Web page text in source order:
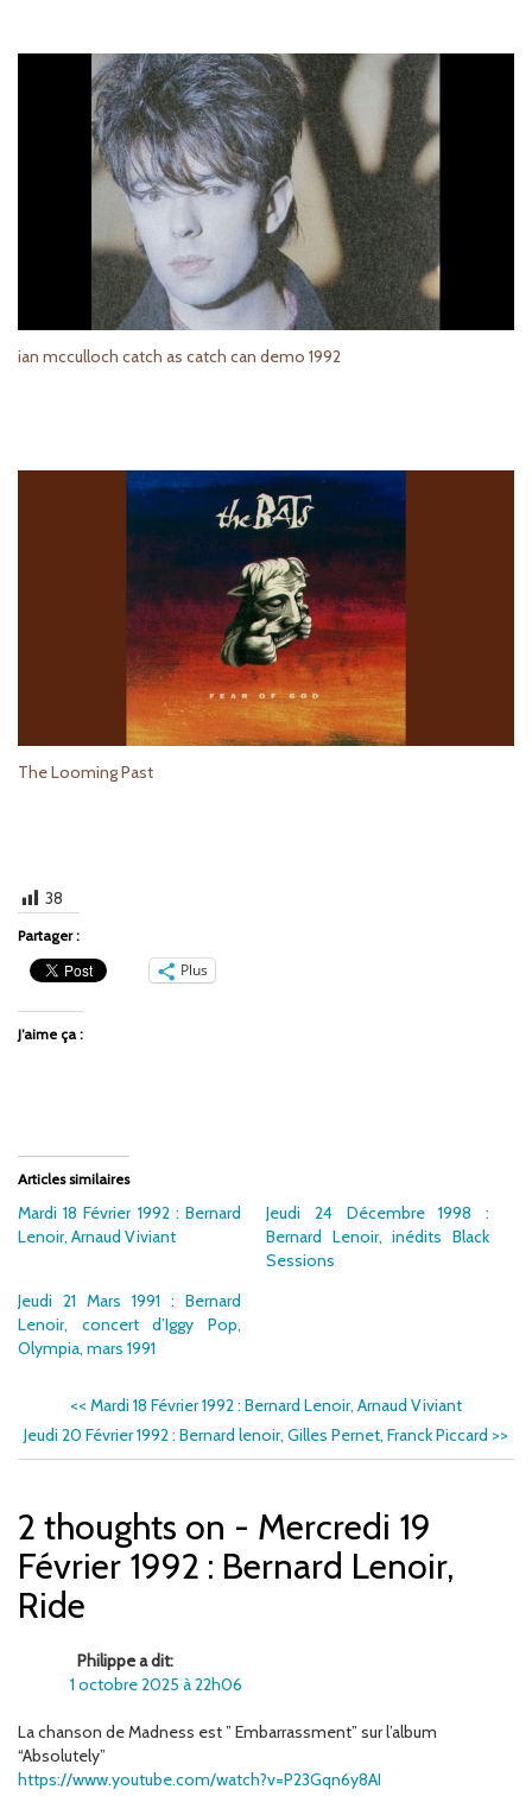
ian mcculloch catch as catch can demo 1992
The Looming Past
38
Partager :
Plus
J’aime ça :
Articles similaires
Mardi 18 Février 1992 : Bernard
Lenoir, Arnaud Viviant
Jeudi 24 Décembre 1998 :
Bernard Lenoir, inédits Black
Sessions
Jeudi 21 Mars 1991 : Bernard
Lenoir, concert d’Iggy Pop,
Olympia, mars 1991
<< Mardi 18 Février 1992 : Bernard Lenoir, Arnaud Viviant
Jeudi 20 Février 1992 : Bernard lenoir, Gilles Pernet, Franck Piccard >>
2 thoughts on - Mercredi 19
Février 1992 : Bernard Lenoir,
Ride
Philippe a dit:
1 octobre 2025 à 22h06
La chanson de Madness est ” Embarrassment” sur l’album
“Absolutely”
https://www.youtube.com/watch?v=P23Gqn6y8AI